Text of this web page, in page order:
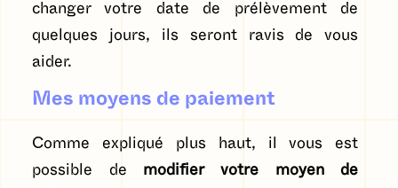
changer votre date de prélèvement de
quelques jours, ils seront ravis de vous
aider.
Mes moyens de paiement
Comme expliqué plus haut, il vous est
possible de modifier votre moyen de